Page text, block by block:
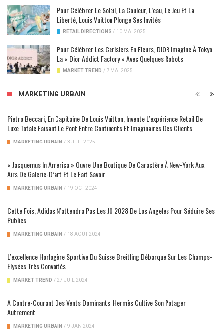
Pour Célébrer Le Soleil, La Couleur, L’eau, Le Jeu Et La
Liberté, Louis Vuitton Plonge Ses Invités
RETAIL DIRECTIONS / 10 MAI 2025
Pour Célébrer Les Cerisiers En Fleurs, DIOR Imagine À Tokyo
La « Dior Addict Factory » Avec Quelques Robots
MARKET TREND / 7 MAI 2025
MARKETING URBAIN
Pietro Beccari, En Capitaine De Louis Vuitton, Invente L’expérience Retail De
Luxe Totale Faisant Le Pont Entre Continents Et Imaginaires Des Clients
MARKETING URBAIN / 3 JUIL 2025
« Jacquemus In America » Ouvre Une Boutique De Caractère À New-York Aux
Airs De Galerie-D’art Et Le Fait Savoir
MARKETING URBAIN / 19 OCT 2024
Cette Fois, Adidas N’attendra Pas Les JO 2028 De Los Angeles Pour Séduire Ses
Publics
MARKETING URBAIN / 18 AOÛT 2024
L’excellence Horlogère Sportive Du Suisse Breitling Débarque Sur Les Champs-
Elysées Très Convoités
MARKET TREND / 27 JUIL 2024
A Contre-Courant Des Vents Dominants, Hermès Cultive Son Potager
Autrement
MARKETING URBAIN / 9 JAN 2024